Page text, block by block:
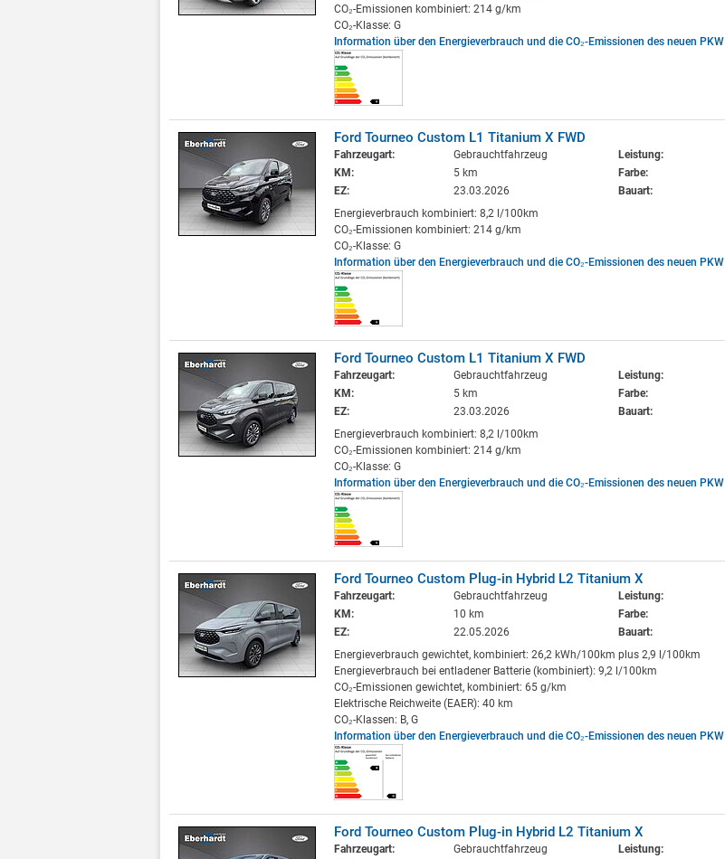
CO₂-Emissionen kombiniert: 214 g/km
CO₂-Klasse: G
Information über den Energieverbrauch und die CO₂-Emissionen des neuen PKW
Ford Tourneo Custom L1 Titanium X FWD
Fahrzeugart:
Gebrauchtfahrzeug
KM:
5 km
EZ:
23.03.2026
Leistung:
Farbe:
Bauart:
Energieverbrauch kombiniert: 8,2 l/100km
CO₂-Emissionen kombiniert: 214 g/km
CO₂-Klasse: G
Information über den Energieverbrauch und die CO₂-Emissionen des neuen PKW
Ford Tourneo Custom L1 Titanium X FWD
Fahrzeugart:
Gebrauchtfahrzeug
KM:
5 km
EZ:
23.03.2026
Leistung:
Farbe:
Bauart:
Energieverbrauch kombiniert: 8,2 l/100km
CO₂-Emissionen kombiniert: 214 g/km
CO₂-Klasse: G
Information über den Energieverbrauch und die CO₂-Emissionen des neuen PKW
Ford Tourneo Custom Plug-in Hybrid L2 Titanium X
Fahrzeugart:
Gebrauchtfahrzeug
KM:
10 km
EZ:
22.05.2026
Leistung:
Farbe:
Bauart:
Energieverbrauch gewichtet, kombiniert: 26,2 kWh/100km plus 2,9 l/100km
Energieverbrauch bei entladener Batterie (kombiniert): 9,2 l/100km
CO₂-Emissionen gewichtet, kombiniert: 65 g/km
Elektrische Reichweite (EAER): 40 km
CO₂-Klassen: B, G
Information über den Energieverbrauch und die CO₂-Emissionen des neuen PKW
Ford Tourneo Custom Plug-in Hybrid L2 Titanium X
Fahrzeugart:
Gebrauchtfahrzeug
Leistung: